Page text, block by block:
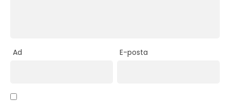
Ad E-posta